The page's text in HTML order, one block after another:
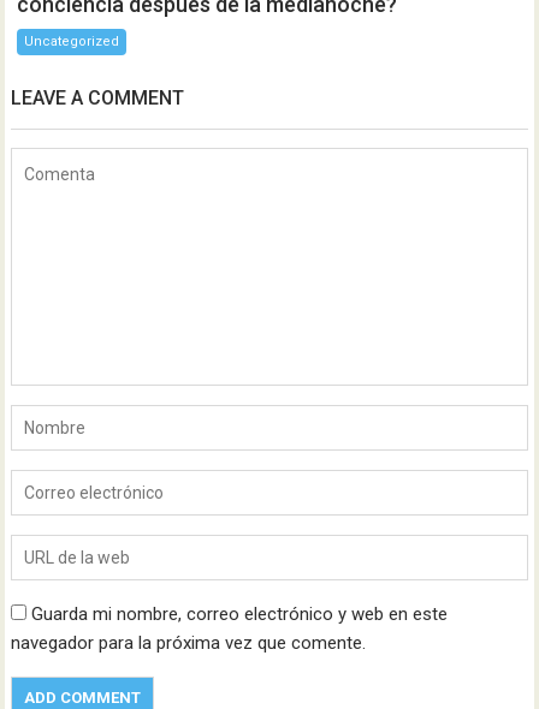
Uncategorized
LEAVE A COMMENT
Guarda mi nombre, correo electrónico y web en este
navegador para la próxima vez que comente.